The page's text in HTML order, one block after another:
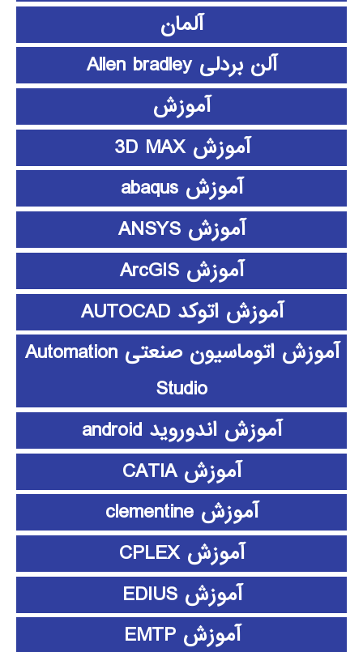
آلمان
آلن بردلی Allen bradley
آموزش
آموزش 3D MAX
آموزش abaqus
آموزش ANSYS
آموزش ArcGIS
آموزش اتوکد AUTOCAD
آموزش اتوماسیون صنعتی Automation
Studio
آموزش اندوروید android
آموزش CATIA
آموزش clementine
آموزش CPLEX
آموزش EDIUS
آموزش EMTP